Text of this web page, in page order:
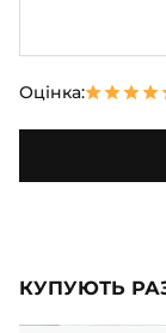
Оцінка:
КУПУЮТЬ